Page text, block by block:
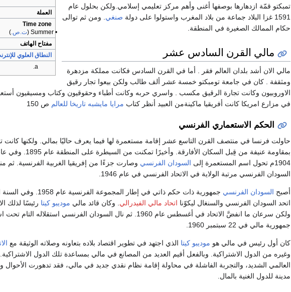
العملة
Time zone
• Summer (
ت.ص.)
مفتاح الهاتف
النطاق العلوي
تمبكتو قمّة ازدهارها بوصفها أغنى وأهم مركز تعليمي إسلامي.ولكن بحلول عام
1591 غزا البلاد جماعة من بلاد المغرب واستولوا على دولة
صنغي. ومن ثم توالى
حكام الممالك الصغيرة في المنطقة.
مالي القرن السادس عشر
مالي الان أشد بلدان العالم فقر . أما في القرن السادس فكانت مملكة مزدهرة
ومثقفة . كان في جامعة تومبكتو خمسة عشر ألف طالب ولكن بيعوا تجار رقيق
الاوروبيون وكانت تجارة الرقيق مكسب . واسري حربه وكانت أطباء وحقوقيون وكتاب ومسيقيون
في مزارع امريكا كانت أفريقيا ماكينةمن العبيد أنظر كتاب مرايا مايشبه تاريخا للعالم ص 150
الحكم الاستعماري الفرنسي
حاولت فرنسا في منتصف القرن التاسع عشر إقامة مستعمرة لها فيما يعرف حاليًا بمالي. ولكنها كانت
بمقاومة عنيفة من قِبل السكان الأفارقة. وأخيرًا تمكنت من السيطرة على المنطقة
1904م تحول اسم المستعمرة إلى
السودان الفرنسي وصارت جزءًا من إفريقيا الغربية الفرنسية. ثم
السودان الفرنسي مرتبة الولاية في الاتحاد الفرنسي في عام 1946.
أصبح السودان الفرنسي
جمهورية ذات حكم ذاتي في إطار المجموعة الفرنسية عام
اتحد السودان الفرنسي والسنغال ليكوّنا اتحاد مالي الفيدرالي. وكان قائد مالي موديبو كيتا رئيسًا لذلك
ولكن سرعان ما انفضَّ الاتحاد في أغسطس عام 1960. ثم نال السودان الفرنسي استقلاله التام
جمهورية مالي في 22 سبتمبر 1960.
كان أول رئيس في مالي هو موديبو كيتا الذي اجتهد في تطوير اقتصاد بلاده بتعاونه وصلاته الوثيقة مع
وغيره من الدول الاشتراكية. وبالفعل أقيم العديد من المصانع في مالي بمساعدة تلك الدول
العالمي الشديد، والتجربة الفاشلة في محاولة إقامة نظام نقدي جديد في مالي، فقد تدهورت
مدينة للدول الغنية بالمال.